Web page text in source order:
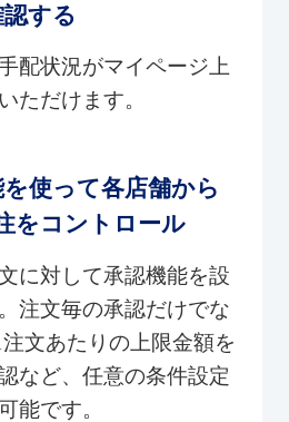
する
配状況がマイページ上
ただけます。
使って各店舗から
をコントロール
に対して承認機能を設
注文毎の承認だけでな
文あたりの上限金額を
など、任意の条件設定
能です。